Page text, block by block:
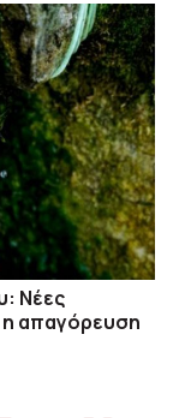
Νέες
η απαγόρευση